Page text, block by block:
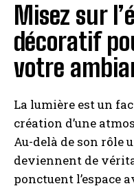
Misez sur
décoratif
votre
La lumière est un
création d’une
Au-delà de son rôle
deviennent de
ponctuent l’espace